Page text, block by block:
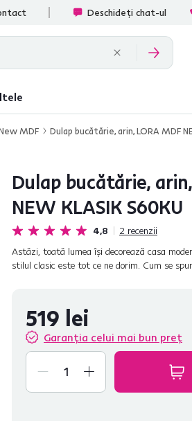
Deschideți chat-ul
MDF Dulap bucătărie, arin, LORA MDF
Dulap bucătărie,
NEW KLASIK S60KU
4,8 2 recenzii
Astăzi, toată lumea îşi decorează casa
stilul clasic este tot ce ne dorim. Cum se
519 lei
Garanția celui mai bun preț